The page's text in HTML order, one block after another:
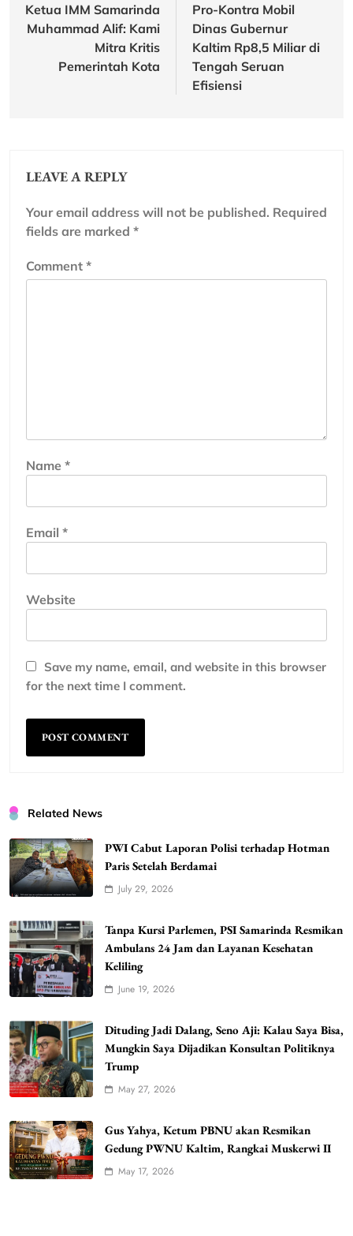
navigation
Ketua IMM Samarinda
Muhammad Alif: Kami
Mitra Kritis
Pemerintah Kota
Pro-Kontra Mobil
Dinas Gubernur
Kaltim Rp8,5 Miliar di
Tengah Seruan
Efisiensi
LEAVE A REPLY
Your email address will not be published. Required
fields are marked *
Comment *
Name *
Email *
Website
Save my name, email, and website in this browser
for the next time I comment.
Related News
PWI Cabut Laporan Polisi terhadap Hotman
Paris Setelah Berdamai
July 29, 2026
Tanpa Kursi Parlemen, PSI Samarinda Resmikan
Ambulans 24 Jam dan Layanan Kesehatan
Keliling
June 19, 2026
Dituding Jadi Dalang, Seno Aji: Kalau Saya Bisa,
Mungkin Saya Dijadikan Konsultan Politiknya
Trump
May 27, 2026
Gus Yahya, Ketum PBNU akan Resmikan
Gedung PWNU Kaltim, Rangkai Muskerwi II
May 17, 2026